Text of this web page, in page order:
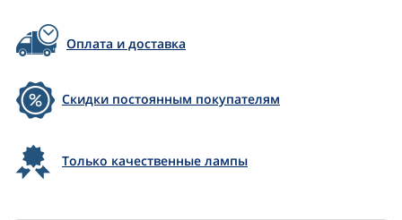
Оплата и доставка
Скидки постоянным покупателям
Только качественные лампы